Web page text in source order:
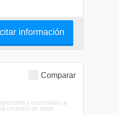
información
Comparar
y nacionales, a
creación de empr ...